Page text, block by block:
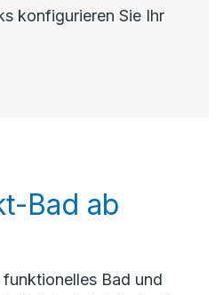
konfigurieren Sie Ihr
Bad ab
Bad und